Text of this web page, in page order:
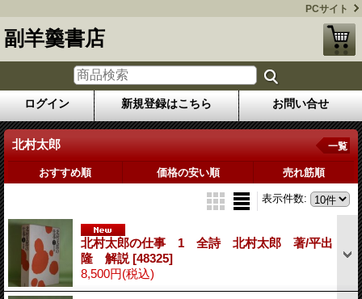
PCサイト
副羊羹書店
ログイン 新規登録はこちら お問い合せ
北村太郎 一覧
おすすめ順 価格の安い順 売れ筋順
表示件数:
北村太郎の仕事 1 全詩 北村太郎 著/平出
隆 解説[48325]
8,500円(税込)